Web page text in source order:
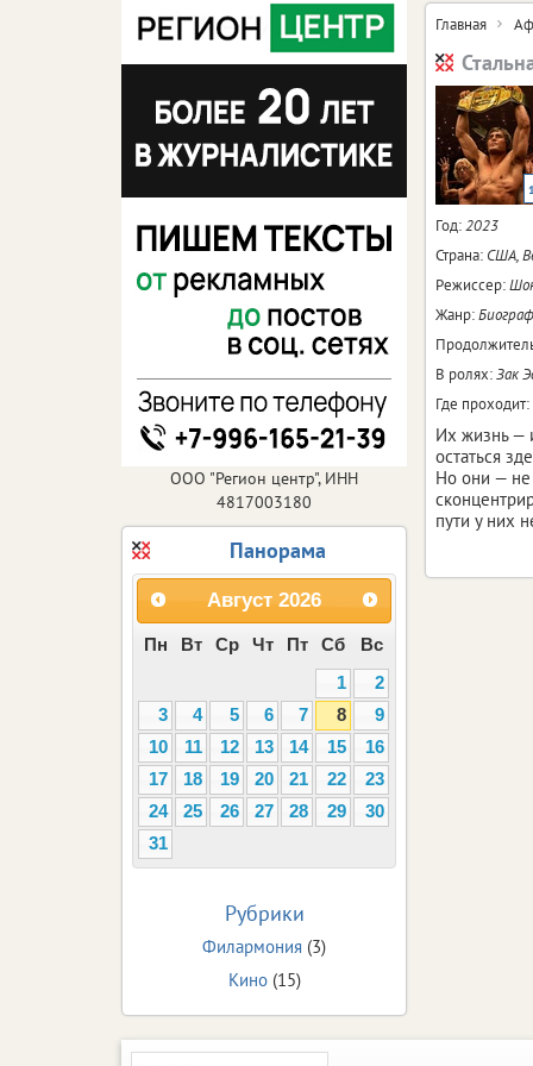
Главная
Год:2023
Страна: США,
Режиссер:
Жанр:
В ролях:Зак
Где проходит:
Их жизнь —
остаться
Но они — не
пути у них
ООО "Регион центр", ИНН
4817003180
Панорама
Август 2026
Пн Вт Ср Чт Пт Сб
Вс
1
2
3
4 5 6 7 8
9
10
11 12 13 14 15
16
17
18 19 20 21 22
23
24
25 26 27 28 29
30
31
Рубрики
Филармония (3)
Кино(15)